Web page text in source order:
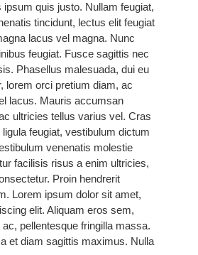
ipsum quis justo. Nullam feugiat,
tincidunt, lectus elit feugiat
lacus vel magna. Nunc
feugiat. Fusce sagittis nec
Phasellus malesuada, dui eu
lorem orci pretium diam, ac
lacus. Mauris accumsan
ultricies tellus varius vel. Cras
feugiat, vestibulum dictum
venenatis molestie
facilisis risus a enim ultricies,
Proin hendrerit
Lorem ipsum dolor sit amet,
elit. Aliquam eros sem,
pellentesque fringilla massa.
et diam sagittis maximus. Nulla